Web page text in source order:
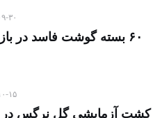
۶۰ بسته گوشت فاسد در بازار قزوین کشف و معدوم شد
کشت آزمایشی گل نرگس در